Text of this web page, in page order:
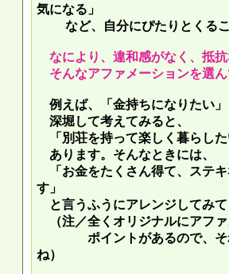
気になる」
など、自分にぴたりとくるこ
なにより、違和感がなく、抵
そんなアファメーションを選
例えば、「金持ちになりたい
深堀して考えてみると、
「別荘を持って楽しく暮らし
あります。そんなときには、
「お金をたくさん得て、ステ
す」
と言うふうにアレンジしてみ
（注／全くオリジナルにアフ
ポイントがあるので、それ
ね）